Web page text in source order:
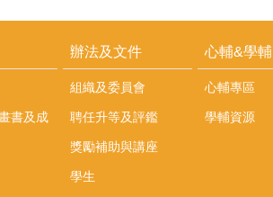
書及成
辦法及文件
組織及委員會
聘任升等及評鑑
獎勵補助與講座
學生
心輔&學輔
心輔專區
學輔資源